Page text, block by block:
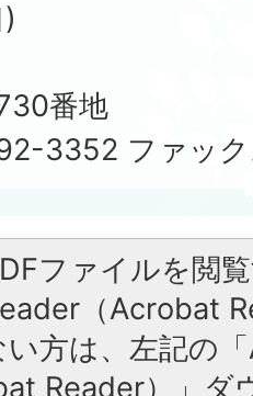
番地
3352 ファッ
ファイルを閲
（Acrobat
方は、左記の
Reader）」ダ